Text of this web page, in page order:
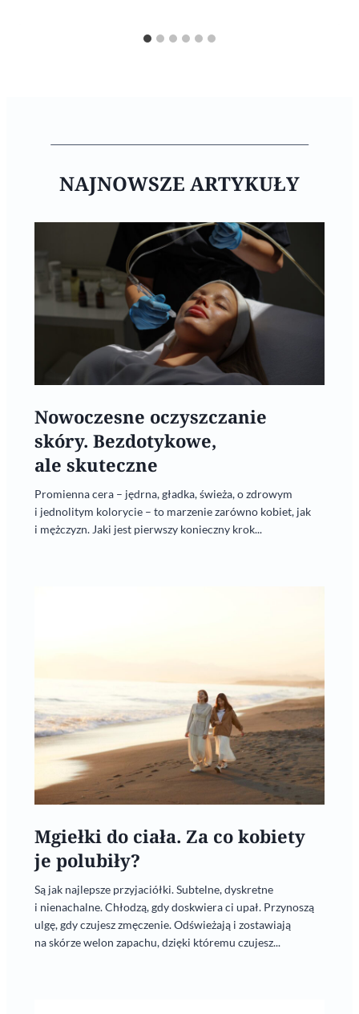
NAJNOWSZE ARTYKUŁY
Nowoczesne oczyszczanie
skóry. Bezdotykowe,
ale skuteczne
Promienna cera – jędrna, gładka, świeża, o zdrowym
i jednolitym kolorycie – to marzenie zarówno kobiet, jak
i mężczyzn. Jaki jest pierwszy konieczny krok...
Mgiełki do ciała. Za co kobiety
je polubiły?
Są jak najlepsze przyjaciółki. Subtelne, dyskretne
i nienachalne. Chłodzą, gdy doskwiera ci upał. Przynoszą
ulgę, gdy czujesz zmęczenie. Odświeżają i zostawiają
na skórze welon zapachu, dzięki któremu czujesz...